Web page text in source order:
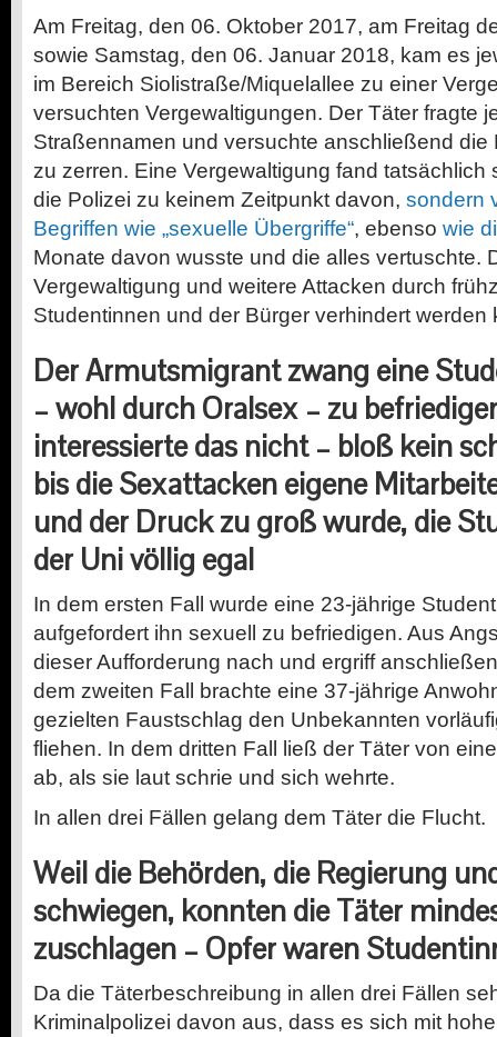
Am Freitag, den 06. Oktober 2017, am Freitag
sowie Samstag, den 06. Januar 2018, kam es
im Bereich Siolistraße/Miquelallee zu einer
versuchten Vergewaltigungen. Der Täter fragte
Straßennamen und versuchte anschließend die
zu zerren. Eine Vergewaltigung fand tatsächlich
die Polizei zu keinem Zeitpunkt davon, sondern
Begriffen wie „sexuelle Übergriffe“, ebenso wie
Monate davon wusste und die alles vertuschte.
Vergewaltigung und weitere Attacken durch
Studentinnen und der Bürger verhindert werden
Der Armutsmigrant zwang eine
– wohl durch Oralsex – zu
interessierte das nicht – bloß kein
bis die Sexattacken eigene
und der Druck zu groß wurde, die
der Uni völlig egal
In dem ersten Fall wurde eine 23-jährige
aufgefordert ihn sexuell zu befriedigen. Aus
dieser Aufforderung nach und ergriff
dem zweiten Fall brachte eine 37-jährige
gezielten Faustschlag den Unbekannten
fliehen. In dem dritten Fall ließ der Täter von
ab, als sie laut schrie und sich wehrte.
In allen drei Fällen gelang dem Täter die Flucht.
Weil die Behörden, die Regierung
schwiegen, konnten die Täter
zuschlagen – Opfer waren
Da die Täterbeschreibung in allen drei Fällen
Kriminalpolizei davon aus, dass es sich mit